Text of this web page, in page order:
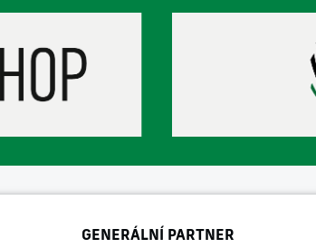
GENERÁLNÍ PARTNER